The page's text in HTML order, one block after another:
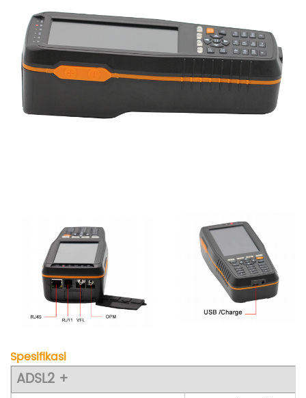
Spesifikasi
ADSL2 +